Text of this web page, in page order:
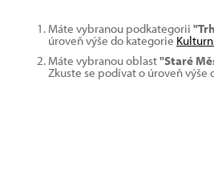
Máte vybranou podkategorii
úroveň výše do kategorie
Máte vybranou oblast"Staré
Zkuste se podívat o úroveň výše